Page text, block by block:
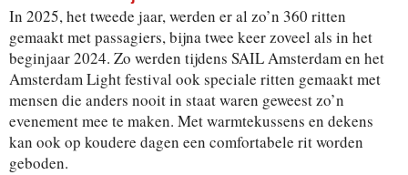
In 2025, het tweede jaar, werden er al zo’n 360 ritten
gemaakt met passagiers, bijna twee keer zoveel als in het
beginjaar 2024. Zo werden tijdens SAIL Amsterdam en het
Amsterdam Light festival ook speciale ritten gemaakt met
mensen die anders nooit in staat waren geweest zo’n
evenement mee te maken. Met warmtekussens en dekens
kan ook op koudere dagen een comfortabele rit worden
geboden.